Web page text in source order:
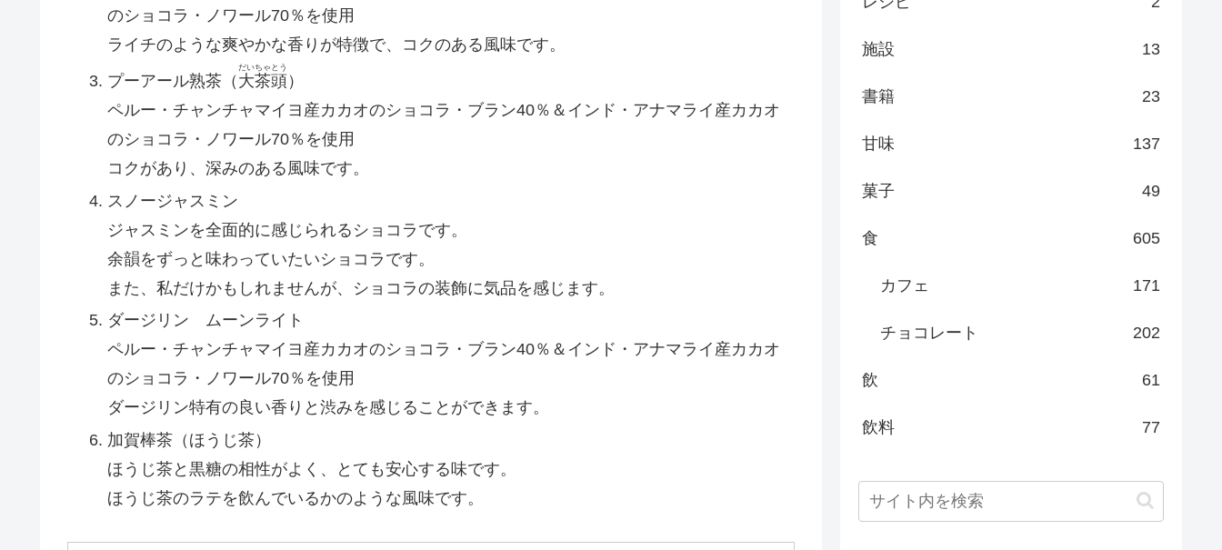
のショコラ・ノワール70％を使用
ライチのような爽やかな香りが特徴で、コクのある風味です。
プーアール熟茶（ 大茶頭
だいちゃとう
）
ペルー・チャンチャマイヨ産カカオのショコラ・ブラン40％＆インド・アナマライ産カカオ
のショコラ・ノワール70％を使用
コクがあり、深みのある風味です。
スノージャスミン
ジャスミンを全面的に感じられるショコラです。
余韻をずっと味わっていたいショコラです。
また、私だけかもしれませんが、ショコラの装飾に気品を感じます。
ダージリン ムーンライト
ペルー・チャンチャマイヨ産カカオのショコラ・ブラン40％＆インド・アナマライ産カカオ
のショコラ・ノワール70％を使用
ダージリン特有の良い香りと渋みを感じることができます。
加賀棒茶（ほうじ茶）
ほうじ茶と黒糖の相性がよく、とても安心する味です。
ほうじ茶のラテを飲んでいるかのような風味です。
施設 13
書籍 23
甘味 137
菓子 49
食 605
カフェ 171
チョコレート 202
飲 61
飲料 77